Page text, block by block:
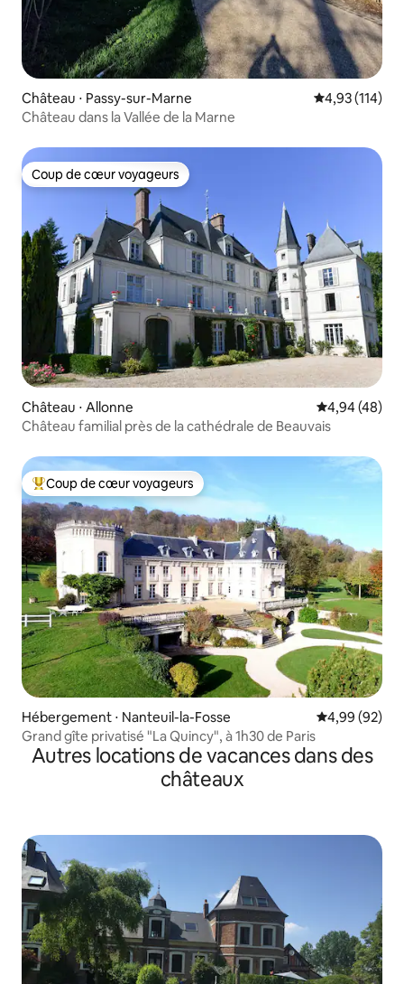
Château ⋅ Passy-sur-Marne Évaluation
4,93 (114)
Château dans la Vallée de la Marne
Coup de cœur voyageurs
Coup de cœur voyageurs
Château ⋅ Allonne Évaluation
4,94 (48)
Château familial près de la cathédrale de Beauvais
Coups de cœur voyageurs les plus appréciés
Coup de cœur voyageurs
Hébergement ⋅ Nanteuil-la-Fosse Évaluation
4,99 (92)
Grand gîte privatisé "La Quincy", à 1h30 de Paris
Autres locations de vacances dans des
châteaux